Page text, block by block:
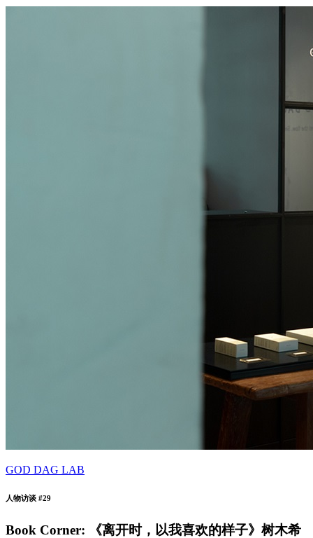
GOD DAG LAB
人物访谈 #29
Book Corner: 《离开时，以我喜欢的样子》树木希